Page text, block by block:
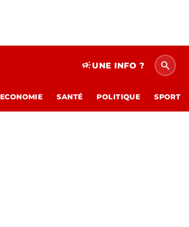
campaignUNE INFO ? search
ECONOMIE SANTÉ POLITIQUE SPORT